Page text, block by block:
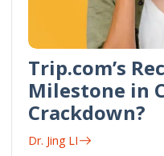
Trip.com’s
Milestone in
Crackdown?
Dr. Jing LI